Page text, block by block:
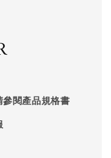
閱產品規格書